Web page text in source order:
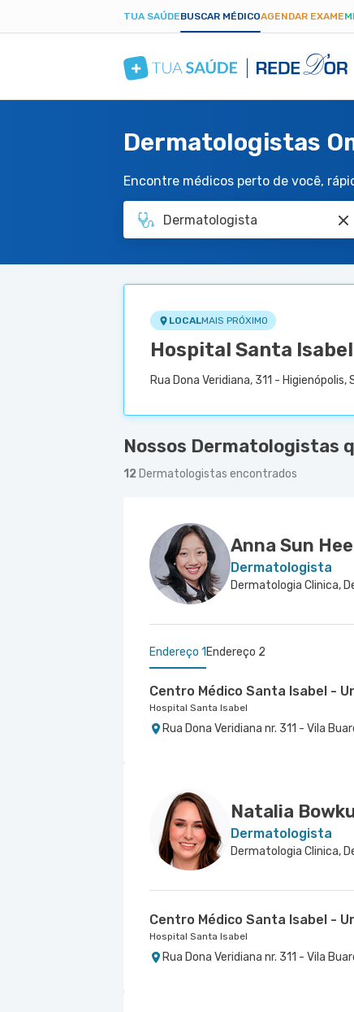
TUA SAÚDEBUSCAR MÉDICOAGENDAR EXAME
Dermatologistas
Encontre médicos perto de você,
LOCALMAIS PRÓXIMO
Hospital Santa Isabel
Rua Dona Veridiana, 311 - Higienópolis,
Nossos Dermatologistas
12 Dermatologistas encontrados
Anna Sun
Dermatologista
Endereço 1 Endereço 2
Centro Médico Santa Isabel -
Hospital Santa Isabel
Rua Dona Veridiana nr. 311 - Vila
Natalia
Dermatologista
Centro Médico Santa Isabel -
Hospital Santa Isabel
Rua Dona Veridiana nr. 311 - Vila